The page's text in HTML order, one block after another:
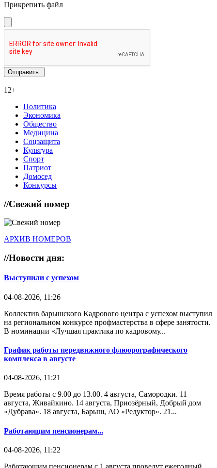
Прикрепить файл
12+
Политика
Экономика
Общество
Медицина
Соцзащита
Культура
Спорт
Патриот
Домосед
Конкурсы
//Свежий номер
АРХИВ НОМЕРОВ
//Новости дня:
Выступили с успехом
04-08-2026, 11:26
Коллектив барышского Кадрового центра с успехом выступил
на региональном конкурсе профмастерства в сфере занятости.
В номинации «Лучшая практика по кадровому...
График работы передвижного флюорографического
комплекса в августе
04-08-2026, 11:21
Время работы с 9.00 до 13.00. 4 августа, Самородки. 11
августа, Живайкино. 14 августа, Приозёрный, Добрый дом
«Дубрава». 18 августа, Барыш, АО «Редуктор». 21...
Работающим пенсионерам...
04-08-2026, 11:22
Работающим пенсионерам с 1 августа проведут ежегодный